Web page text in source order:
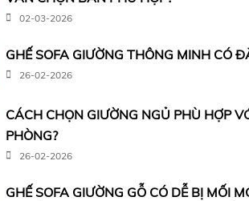
02-03-2026
GHẾ SOFA GIƯỜNG THÔNG MINH CÓ
26-02-2026
CÁCH CHỌN GIƯỜNG NGỦ PHÙ HỢP
PHÒNG?
26-02-2026
GHẾ SOFA GIƯỜNG GỖ CÓ DỄ BỊ MỐI